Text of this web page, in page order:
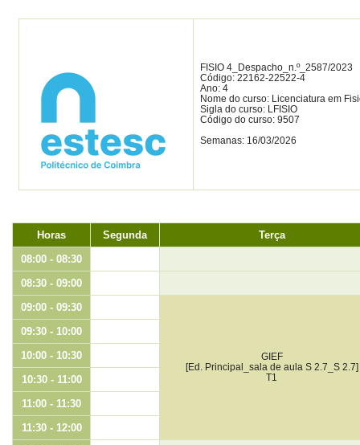
FISIO 4_Despacho_n.º_2587/2023
Código: 22162-22522-4
Ano: 4
Nome do curso: Licenciatura em
Sigla do curso: LFISIO
Código do curso: 9507
Semanas: 16/03/2026
Horas Segunda
Terça
08:00 - 08:30
08:30 - 09:00
09:00 - 09:30
GIEF
[Ed. Principal_sala de aula S 2.7_S 2.7]
T1
09:30 - 10:00
10:00 - 10:30
10:30 - 11:00
11:00 - 11:30
11:30 - 12:00